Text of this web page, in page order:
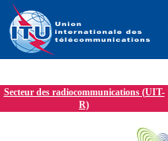
Secteur des radiocommunications (UIT-
R)